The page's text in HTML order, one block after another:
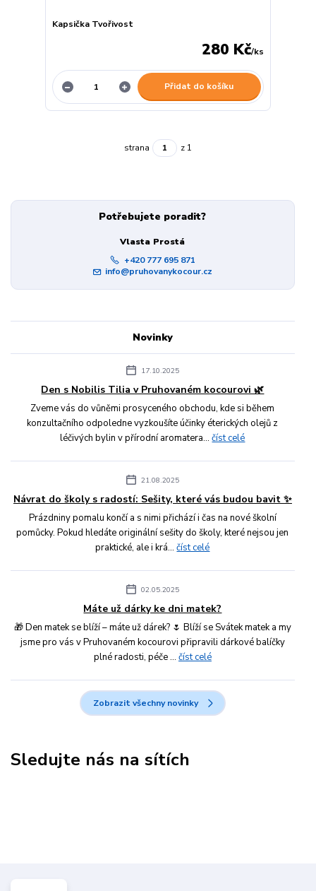
Kapsička Tvořivost
280 Kč/ks
Přidat do košíku
strana z 1
Potřebujete poradit?
Vlasta Prostá
+420 777 695 871
info@pruhovanykocour.cz
Novinky
17.10.2025
Den s Nobilis Tilia v Pruhovaném kocourovi 🌿
Zveme vás do vůněmi prosyceného obchodu, kde si během
konzultačního odpoledne vyzkoušíte účinky éterických olejů z
léčivých bylin v přírodní aromatera...číst celé
21.08.2025
Návrat do školy s radostí: Sešity, které vás budou bavit ✨
Prázdniny pomalu končí a s nimi přichází i čas na nové školní
pomůcky. Pokud hledáte originální sešity do školy, které nejsou jen
praktické, ale i krá...číst celé
02.05.2025
Máte už dárky ke dni matek?
🎁 Den matek se blíží – máte už dárek? 🌷 Blíží se Svátek matek a my
jsme pro vás v Pruhovaném kocourovi připravili dárkové balíčky
plné radosti, péče ... číst celé
Zobrazit všechny novinky
Sledujte nás na sítích